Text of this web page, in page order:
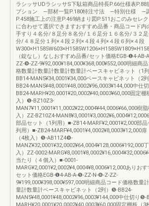
ラシッサUDラシッサS下駄箱商品特長P.66仕様表P.88
プション —部材一覧P.180特注寸法 —特別仕様 —
P.458施工上の注意P.469納まり図P.511おこのみセレ
に合わせて選択できますおすすめ品番・商品コード内
手すり４名分/８足分８名分/１６足分１６名分/３２
分/４８足分１列×４段２列×４段４列×４段６列×４段
（錠なし）なしおすすめ品番/セット価格EGB-❶4-AB-
ZZ-❾-ZZ-9¥92,000¥184,000¥368,000¥552,000明細商
格数量計数量計数量計数量計ベースキャビネット（1
BB14-MAN5¥34,0001¥34,000ベースキャビネット（2
BB24-MAN5¥48,0001¥48,0002¥96,0003¥144,000中仕
BB24-MARH¥20,0001¥20,0002¥40,0003¥60,000固定棚
入）❺-BZ10Z3-
MAN7¥11,0001¥11,0002¥22,0004¥44,0006¥66,000樹
入）ZZ-BZ10Z4-
部品セット（1列用）■-ZB14-MARF¥2,0001¥2,000部
列用）■-ZB24-MARF¥4,0001¥4,0002¥8,0003¥12,000扉
（4枚入）❺-AB11Z4❾-
MANZ¥32,0001¥32,0002¥64,0004¥128,0006¥192,000
入）ZZ-0002-
当たり（４個入）■-0001-
MARG¥2,0001¥2,0002¥4,0004¥8,0006¥12,000ありお
セット価格EGB-❶4-AB-A-❺-ZZ-N-❽-Z-ZZ-
9¥199,000¥398,000¥597,000明細商品コード価格数量
量計数量計ベースキャビネット（2列）❺-BB24-
MAN5¥48,0001¥48,0002¥96,0003¥144,000中仕切り❺-
MARH¥20,0001¥20,0002¥40,0003¥60,000固定棚板（